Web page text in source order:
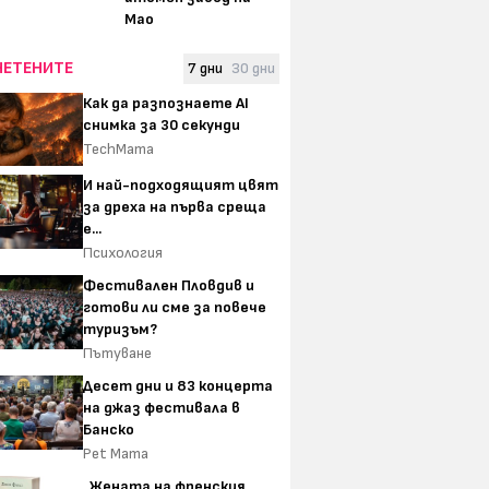
Мао
7 дни 30 дни
Как да разпознаете AI
снимка за 30 секунди
TechMama
И най-подходящият цвят
за дреха на първа среща
е...
Психология
Фестивален Пловдив и
готови ли сме за повече
туризъм?
Пътуване
Десет дни и 83 концерта
на джаз фестивала в
Банско
Pet Mama